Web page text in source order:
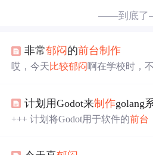
——到底
非常郁闷 的前台制作
哎，今天比较郁闷啊在学校时，
片，背景，经理看了感觉非常粗
在有点有力使不出的感觉，相当
计划用Godot来制作golang
+++ 计划将Godot用于软件的前台